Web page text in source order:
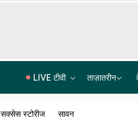
LIVE टीवी ताज़ातरीन
सक्सेस स्टोरीज सावन